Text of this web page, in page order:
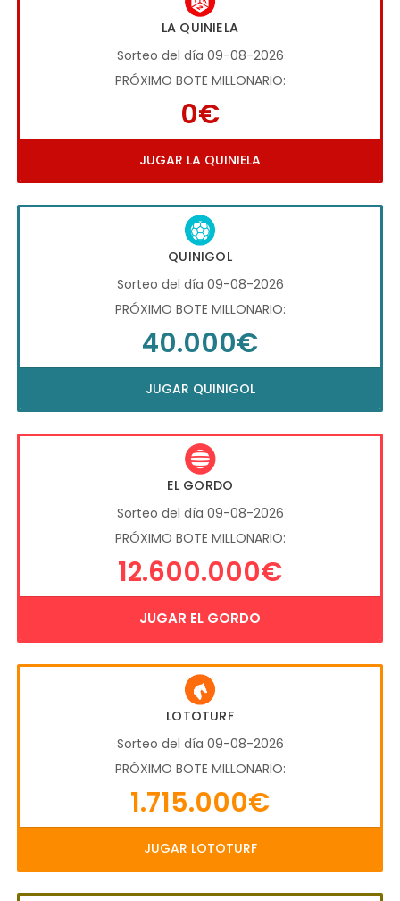
LA QUINIELA
Sorteo del día 09-08-2026
PRÓXIMO BOTE MILLONARIO:
0€
JUGAR LA QUINIELA
QUINIGOL
Sorteo del día 09-08-2026
PRÓXIMO BOTE MILLONARIO:
40.000€
JUGAR QUINIGOL
EL GORDO
Sorteo del día 09-08-2026
PRÓXIMO BOTE MILLONARIO:
12.600.000€
JUGAR EL GORDO
LOTOTURF
Sorteo del día 09-08-2026
PRÓXIMO BOTE MILLONARIO:
1.715.000€
JUGAR LOTOTURF